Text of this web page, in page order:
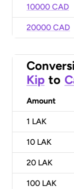
10000 CAD
20000 CAD
Kip to
Amount
1 LAK
10 LAK
20 LAK
100 LAK